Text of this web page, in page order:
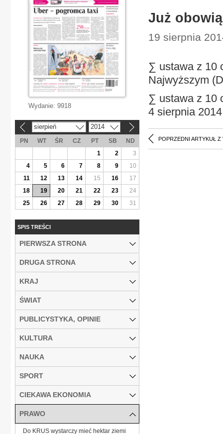
Już
19 sierpnia
∑ ustawa z 10
Najwyższym
∑ ustawa z 10
4 sierpnia
POPRZEDNI ARTYKUŁ Z
Wydanie: 9918
sierpień 2014
PN WT ŚR CZ PT SB
ND
1
2
3
4
5 6 7 8 9
10
11
12 13 14 15 16
17
18
19 20 21 22 23
24
25
26 27 28 29 30 31
SPIS TREŚCI
PIERWSZA STRONA
DRUGA STRONA
KRAJ
ŚWIAT
PUBLICYSTYKA, OPINIE
KULTURA
NAUKA
SPORT
CIEKAWA EKONOMIA
PRAWO
Do KRUS wystarczy mieć hektar ziemi